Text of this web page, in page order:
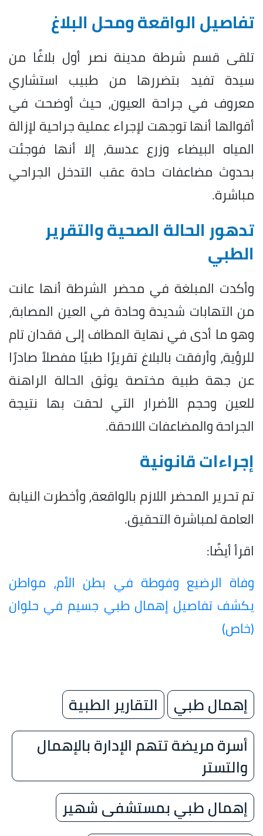
تفاصيل الواقعة ومحل البلاغ
تلقى قسم شرطة مدينة نصر أول بلاغًا من
سيدة تفيد بتضررها من طبيب استشاري
معروف في جراحة العيون، حيث أوضحت في
أقوالها أنها توجهت لإجراء عملية جراحية لإزالة
المياه البيضاء وزرع عدسة، إلا أنها فوجئت
بحدوث مضاعفات حادة عقب التدخل الجراحي
مباشرة.
تدهور الحالة الصحية والتقرير
الطبي
وأكدت المبلغة في محضر الشرطة أنها عانت
من التهابات شديدة وحادة في العين المصابة،
وهو ما أدى في نهاية المطاف إلى فقدان تام
للرؤية، وأرفقت بالبلاغ تقريرًا طبيًا مفصلاً صادرًا
عن جهة طبية مختصة يوثق الحالة الراهنة
للعين وحجم الأضرار التي لحقت بها نتيجة
الجراحة والمضاعفات اللاحقة.
إجراءات قانونية
تم تحرير المحضر اللازم بالواقعة، وأخطرت النيابة
العامة لمباشرة التحقيق.
اقرأ أيضًا:
وفاة الرضيع وفوطة في بطن الأم، مواطن
يكشف تفاصيل إهمال طبي جسيم في حلوان
(خاص)
إهمال طبي
التقارير الطبية
أسرة مريضة تتهم الإدارة بالإهمال
والتستر
إهمال طبي بمستشفى شهير